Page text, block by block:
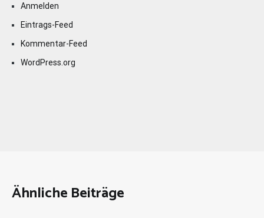
Anmelden
Eintrags-Feed
Kommentar-Feed
WordPress.org
Ähnliche Beiträge